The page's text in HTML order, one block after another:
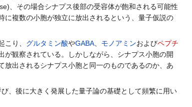
、その場合シナプス後部の受容体が飽和される可能性
複数の小胞が独立に放出されるという、量子仮説の
り、 グルタミン酸やGABA モノアミンおよびペプチ
観察されている。しかしながら、シナプス小胞の開
出されるシナプス小胞と同一のものであるのか、あ
び、後に大きく発展した量子論の基礎として頻繁に用い